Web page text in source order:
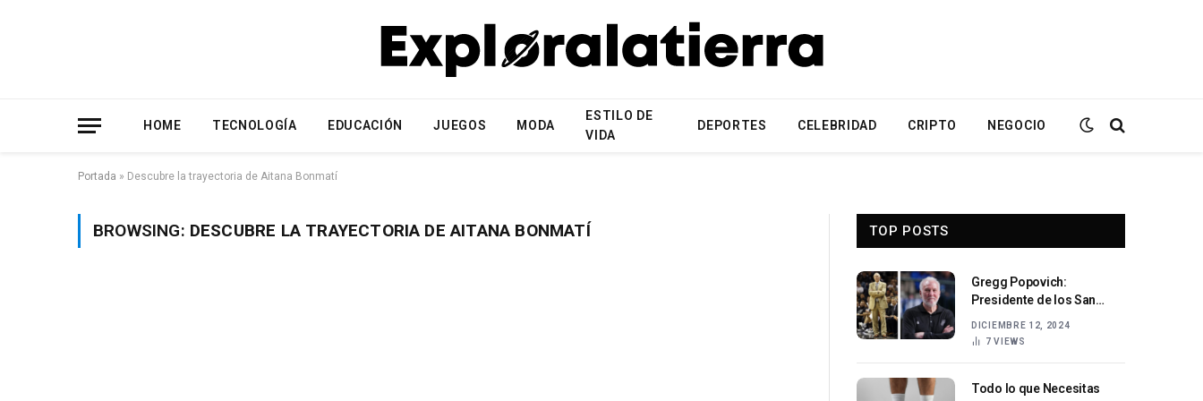
HOME TECNOLOGÍA EDUCACIÓN JUEGOS MODA
ESTILO DE
VIDA
DEPORTES CELEBRIDAD CRIPTO NEGOCIO
Portada » Descubre la trayectoria de Aitana Bonmatí
BROWSING: DESCUBRE LA TRAYECTORIA DE AITANA BONMATÍ TOP POSTS
Gregg Popovich:
Presidente de los San
en la NBA
DICIEMBRE 12, 2024
7VIEWS
Todo lo que Necesitas